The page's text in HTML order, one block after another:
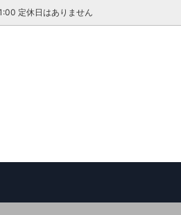
定休日はありません
マントルピース
コエドグループ